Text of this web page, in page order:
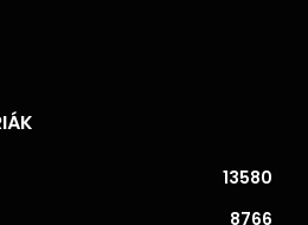
13580
8766